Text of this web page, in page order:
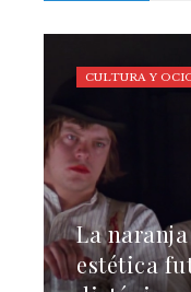
La
estética
CULTURA Y